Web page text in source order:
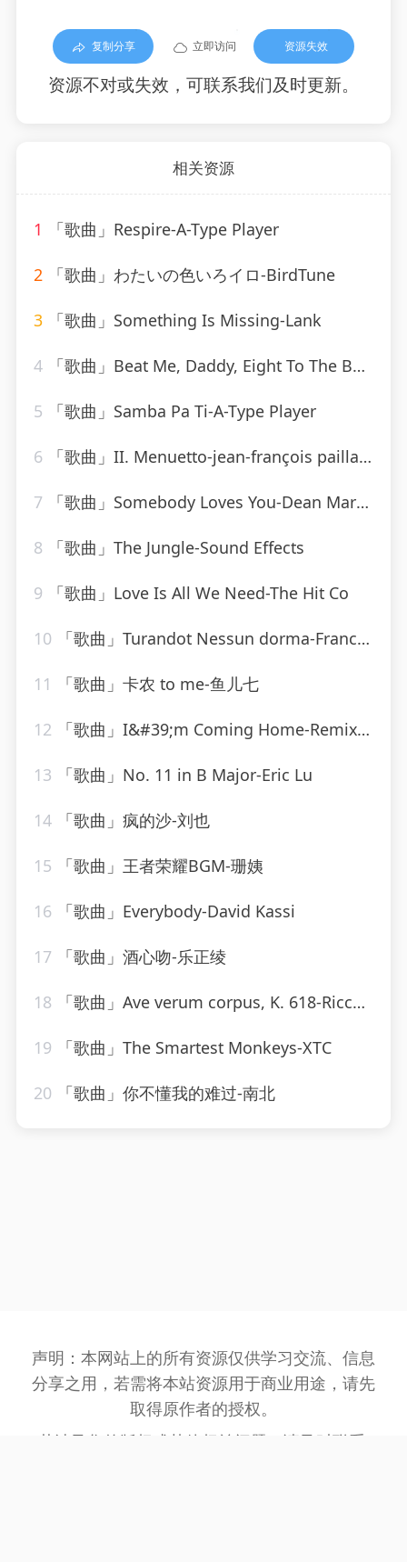
复制分享 立即访问 资源失效
资源不对或失效，可联系我们及时更新。
相关资源
1 「歌曲」Respire-A-Type Player
2 「歌曲」わたいの色いろイロ-BirdTune
3 「歌曲」Something Is Missing-Lank
4 「歌曲」Beat Me, Daddy, Eight To The Bar-Ella Fitzgerald
5 「歌曲」Samba Pa Ti-A-Type Player
6 「歌曲」II. Menuetto-jean-françois paillard
7 「歌曲」Somebody Loves You-Dean Martin
8 「歌曲」The Jungle-Sound Effects
9 「歌曲」Love Is All We Need-The Hit Co
10 「歌曲」Turandot Nessun dorma-Franck Pourcel
11 「歌曲」卡农 to me-鱼儿七
12 「歌曲」I&#39;m Coming Home-Remixed Hits Factory
13 「歌曲」No. 11 in B Major-Eric Lu
14 「歌曲」疯的沙-刘也
15 「歌曲」王者荣耀BGM-珊姨
16 「歌曲」Everybody-David Kassi
17 「歌曲」酒心吻-乐正绫
18 「歌曲」Ave verum corpus, K. 618-Riccardo Muti、Stockholm Chamber Choir、Stockholm Radio Chorus
19 「歌曲」The Smartest Monkeys-XTC
20 「歌曲」你不懂我的难过-南北
声明：本网站上的所有资源仅供学习交流、信息
分享之用，若需将本站资源用于商业用途，请先
取得原作者的授权。
若涉及您的版权或其他权益问题，请及时联系: